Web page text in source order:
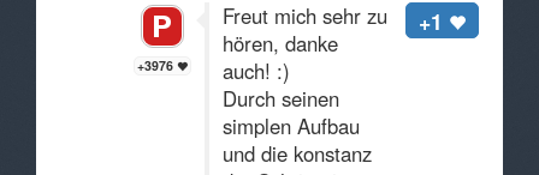
+3976
+1
Freut mich sehr zu
hören, danke
auch! :)
Durch seinen
simplen Aufbau
und die konstanz